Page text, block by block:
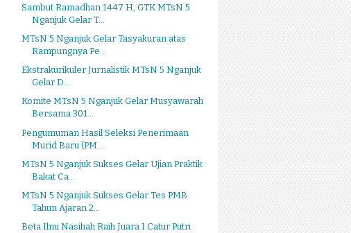
Sambut Ramadhan 1447 H, GTK MTsN 5
Nganjuk Gelar T...
MTsN 5 Nganjuk Gelar Tasyakuran atas
Rampungnya Pe...
Ekstrakurikuler Jurnalistik MTsN 5 Nganjuk
Gelar D...
Komite MTsN 5 Nganjuk Gelar Musyawarah
Bersama 301...
Pengumuman Hasil Seleksi Penerimaan
Murid Baru (PM...
MTsN 5 Nganjuk Sukses Gelar Ujian Praktik
Bakat Ca...
MTsN 5 Nganjuk Sukses Gelar Tes PMB
Tahun Ajaran 2...
Beta Ilmi Nasihah Raih Juara I Catur Putri